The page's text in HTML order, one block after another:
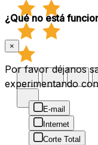
¿Qué no está
×
Por favor déjanos
experimentando
E-mail
Internet
Corte Total